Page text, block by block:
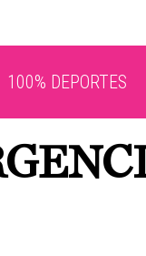
100% DEPORTES